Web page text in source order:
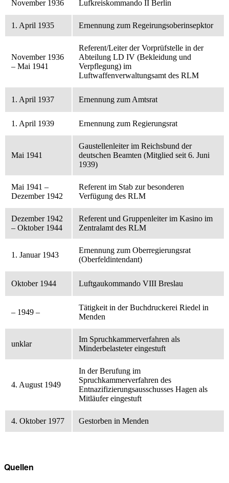
November 1936
Lufkreiskommando II Berlin
1. April 1935 Ernennung zum Regeirungsoberinsepktor
November 1936
– Mai 1941
Referent/Leiter der Vorprüfstelle in der
Abteilung LD IV (Bekleidung und
Verpflegung) im
Luftwaffenverwaltungsamt des RLM
1. April 1937 Ernennung zum Amtsrat
1. April 1939 Ernennung zum Regierungsrat
Mai 1941
Gaustellenleiter im Reichsbund der
deutschen Beamten (Mitglied seit 6. Juni
1939)
Mai 1941 –
Dezember 1942
Referent im Stab zur besonderen
Verfügung des RLM
Dezember 1942
– Oktober 1944
Referent und Gruppenleiter im Kasino im
Zentralamt des RLM
1. Januar 1943
Ernennung zum Oberregierungsrat
(Oberfeldintendant)
Oktober 1944 Luftgaukommando VIII Breslau
– 1949 –
Tätigkeit in der Buchdruckerei Riedel in
Menden
unklar
Im Spruchkammerverfahren als
Minderbelasteter eingestuft
4. August 1949
In der Berufung im
Spruchkammerverfahren des
Entnazifizierungsausschusses Hagen als
Mitläufer eingestuft
4. Oktober 1977 Gestorben in Menden
Quellen